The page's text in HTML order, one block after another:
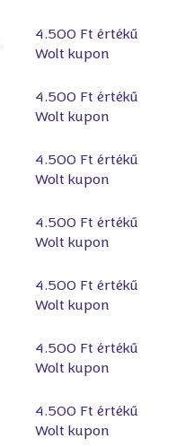
4.500 Ft értékű
Wolt kupon
4.500 Ft értékű
Wolt kupon
4.500 Ft értékű
Wolt kupon
4.500 Ft értékű
Wolt kupon
4.500 Ft értékű
Wolt kupon
4.500 Ft értékű
Wolt kupon
4.500 Ft értékű
Wolt kupon